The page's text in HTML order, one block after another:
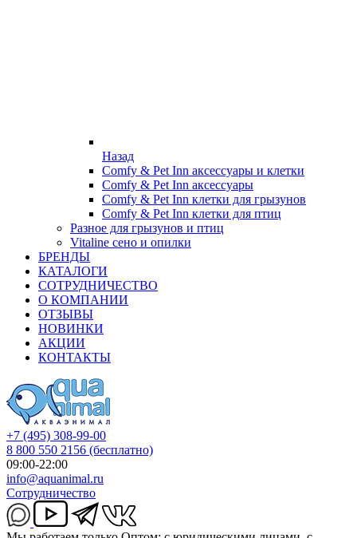
Назад
Comfy & Pet Inn аксессуары и клетки
Comfy & Pet Inn аксессуары
Comfy & Pet Inn клетки для грызунов
Comfy & Pet Inn клетки для птиц
Разное для грызунов и птиц
Vitaline сено и опилки
БРЕНДЫ
КАТАЛОГИ
СОТРУДНИЧЕСТВО
О КОМПАНИИ
ОТЗЫВЫ
НОВИНКИ
АКЦИИ
КОНТАКТЫ
+7 (495) 308-99-00
8 800 550 2156 (бесплатно)
09:00-22:00
info@aquanimal.ru
Сотрудничество